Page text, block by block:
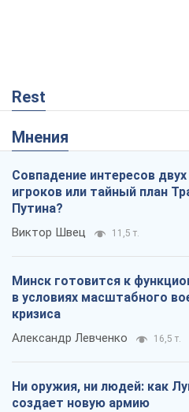
Rest
Мнения
Совпадение интересов
игроков или тайный план
Путина?
Виктор Швец 11,5 т.
Минск готовится к
в условиях масштабного
кризиса
Александр Левченко 16,5 т.
Ни оружия, ни людей: как
создает новую армию